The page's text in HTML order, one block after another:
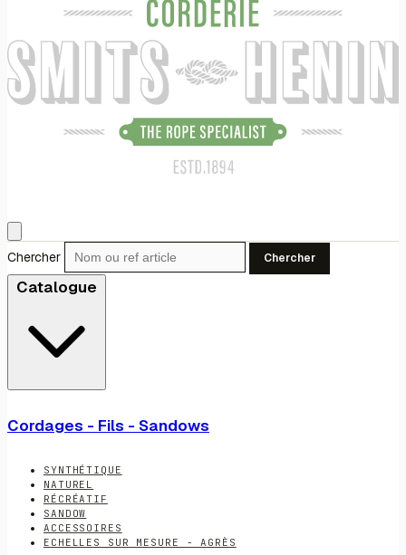
Chercher Chercher
Catalogue
Cordages - Fils - Sandows
SYNTHÉTIQUE
NATUREL
RÉCRÉATIF
SANDOW
ACCESSOIRES
ECHELLES SUR MESURE - AGRÈS